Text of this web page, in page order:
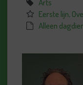
Arts
Eerste lijn,
Alleen